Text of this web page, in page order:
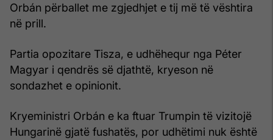
Orbán përballet me zgjedhjet e tij më të vështira
në prill.
Partia opozitare Tisza, e udhëhequr nga Péter
Magyar i qendrës së djathtë, kryeson në
sondazhet e opinionit.
Kryeministri Orbán e ka ftuar Trumpin të vizitojë
Hungarinë gjatë fushatës, por udhëtimi nuk është